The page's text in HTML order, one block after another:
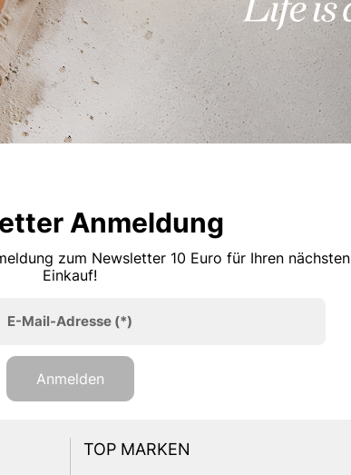
Anmeldung
zum Newsletter 10 Euro für Ihren nächsten
Einkauf!
E-Mail-Adresse(*)
Anmelden
TOP MARKEN